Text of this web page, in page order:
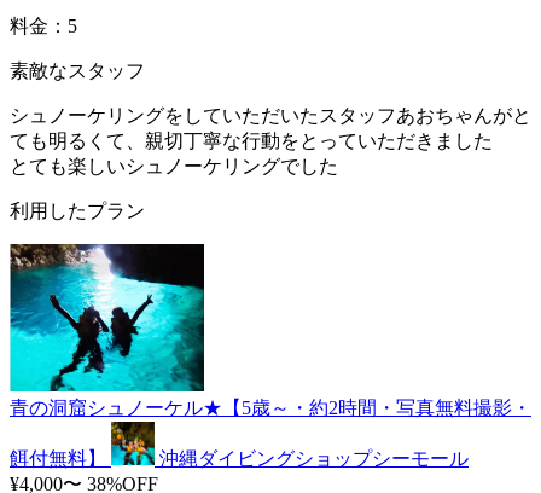
料金：5
素敵なスタッフ
シュノーケリングをしていただいたスタッフあおちゃんがと
ても明るくて、親切丁寧な行動をとっていただきました
とても楽しいシュノーケリングでした
利用したプラン
青の洞窟シュノーケル★【5歳～・約2時間・写真無料撮影・
餌付無料】
沖縄ダイビングショップシーモール
¥4,000〜 38%OFF